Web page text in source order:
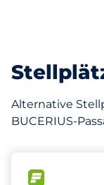
Alternative
BUCERIUS-